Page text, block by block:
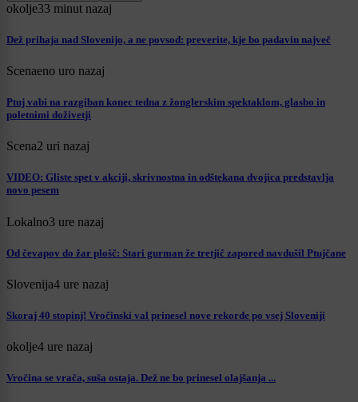
okolje33 minut nazaj
Dež prihaja nad Slovenijo, a ne povsod: preverite, kje bo padavin največ
Scenaeno uro nazaj
Ptuj vabi na razgiban konec tedna z žonglerskim spektaklom, glasbo in
poletnimi doživetji
Scena2 uri nazaj
VIDEO: Gliste spet v akciji, skrivnostna in odštekana dvojica predstavlja
novo pesem
Lokalno3 ure nazaj
Od čevapov do žar plošč: Stari gurman že tretjič zapored navdušil Ptujčane
Slovenija4 ure nazaj
Skoraj 40 stopinj! Vročinski val prinesel nove rekorde po vsej Sloveniji
okolje4 ure nazaj
Vročina se vrača, suša ostaja. Dež ne bo prinesel olajšanja ...